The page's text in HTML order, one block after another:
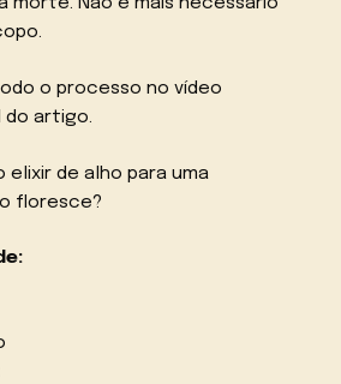
o processo no vídeo
do artigo.
elixir de alho para uma
floresce?